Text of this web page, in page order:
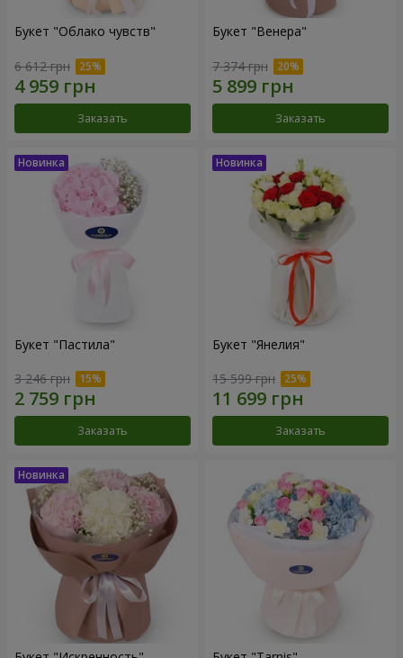
Букет "Облако чувств"
6 612 грн
Заказать
Букет "Венера"
7 374 грн
Заказать
Букет "Пастила"
3 246 грн
Заказать
Букет "Янелия"
15 599 грн
Заказать